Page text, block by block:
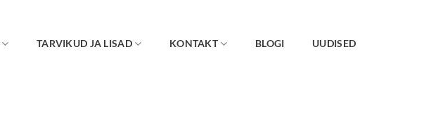
TARVIKUD JA LISAD KONTAKT BLOGI UUDISED